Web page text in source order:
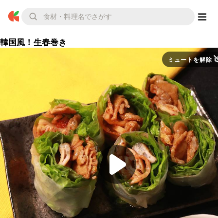
韓国風！生春巻き
ミュートを解除